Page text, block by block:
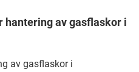
av gasflaskor i
av gasflaskor i